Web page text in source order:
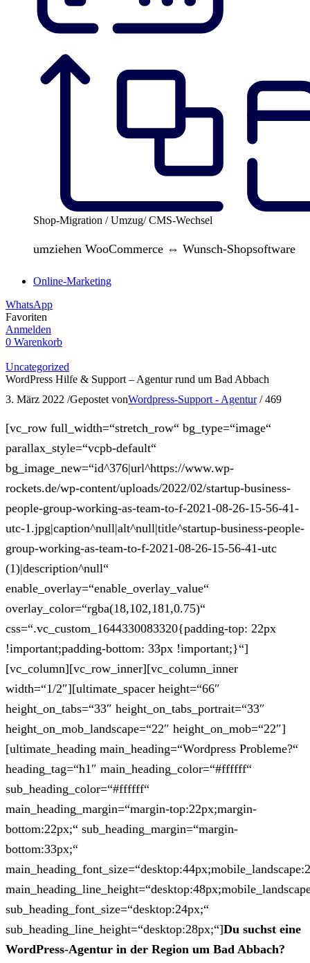
Shop-Migration / Umzug/ CMS-Wechsel
umziehen WooCommerce ⇔ Wunsch-Shopsoftware
Online-Marketing
WhatsApp
Favoriten
Anmelden
0 Warenkorb
Uncategorized
WordPress Hilfe & Support – Agentur rund um Bad Abbach
3. März 2022 /Gepostet vonWordpress-Support - Agentur / 469
[vc_row full_width=“stretch_row“ bg_type=“image“
parallax_style=“vcpb-default“
bg_image_new=“id^376|url^https://www.wp-
rockets.de/wp-content/uploads/2022/02/startup-business-
people-group-working-as-team-to-f-2021-08-26-15-56-41-
utc-1.jpg|caption^null|alt^null|title^startup-business-people-
group-working-as-team-to-f-2021-08-26-15-56-41-utc
(1)|description^null“
enable_overlay=“enable_overlay_value“
overlay_color=“rgba(18,102,181,0.75)“
css=“.vc_custom_1644330083320{padding-top: 22px
!important;padding-bottom: 33px !important;}“]
[vc_column][vc_row_inner][vc_column_inner
width=“1/2″][ultimate_spacer height=“66″
height_on_tabs=“33″ height_on_tabs_portrait=“33″
height_on_mob_landscape=“22″ height_on_mob=“22″]
[ultimate_heading main_heading=“Wordpress Probleme?“
heading_tag=“h1″ main_heading_color=“#ffffff“
sub_heading_color=“#ffffff“
main_heading_margin=“margin-top:22px;margin-
bottom:22px;“ sub_heading_margin=“margin-
bottom:33px;“
sub_heading_font_size=“desktop:24px;“
sub_heading_line_height=“desktop:28px;“]Du suchst eine
WordPress-Agentur in der Region um Bad Abbach?